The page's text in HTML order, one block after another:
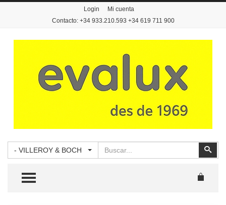
Login
Mi cuenta
Contacto: +34 933.210.593 +34 619 711 900
- VILLEROY & BOCH
TOGGLE MENU